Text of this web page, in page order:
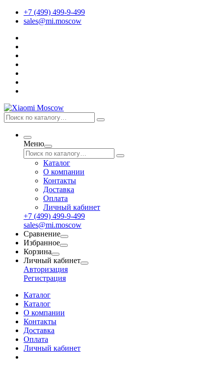
+7 (499) 499-9-499
sales@mi.moscow
Меню
Каталог
О компании
Контакты
Доставка
Оплата
Личный кабинет
+7 (499) 499-9-499
sales@mi.moscow
Сравнение
Избранное
Корзина
Личный кабинет
Авторизация
Регистрация
Каталог
Каталог
О компании
Контакты
Доставка
Оплата
Личный кабинет